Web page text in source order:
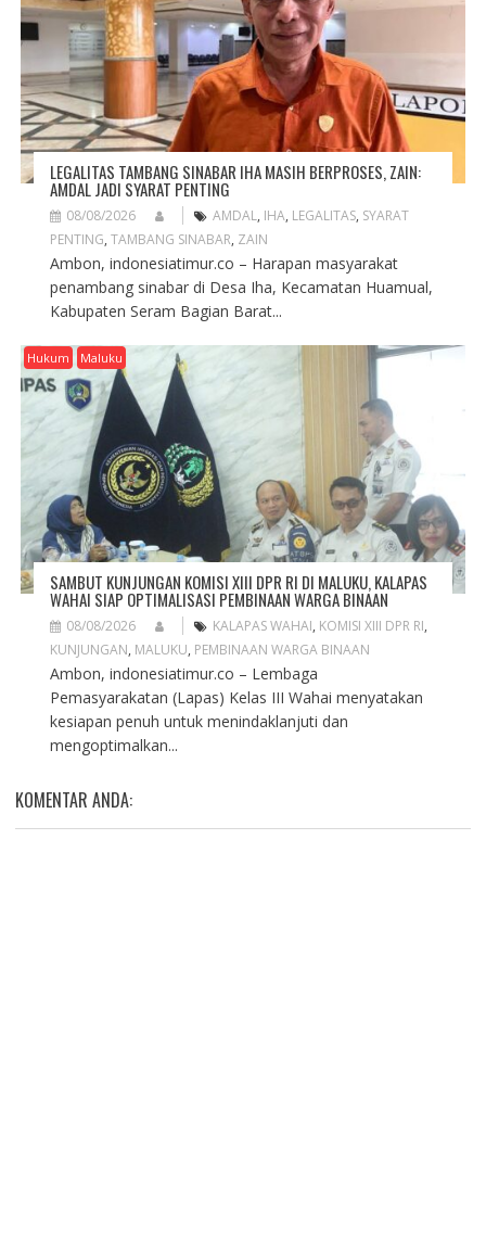
LEGALITAS TAMBANG SINABAR IHA MASIH BERPROSES, ZAIN:
AMDAL JADI SYARAT PENTING
08/08/2026 AMDAL, IHA, LEGALITAS, SYARAT
PENTING, TAMBANG SINABAR, ZAIN
Ambon, indonesiatimur.co – Harapan masyarakat
penambang sinabar di Desa Iha, Kecamatan Huamual,
Kabupaten Seram Bagian Barat...
Hukum Maluku
SAMBUT KUNJUNGAN KOMISI XIII DPR RI DI MALUKU, KALAPAS
WAHAI SIAP OPTIMALISASI PEMBINAAN WARGA BINAAN
08/08/2026 KALAPAS WAHAI, KOMISI XIII DPR RI,
KUNJUNGAN, MALUKU, PEMBINAAN WARGA BINAAN
Ambon, indonesiatimur.co – Lembaga
Pemasyarakatan (Lapas) Kelas III Wahai menyatakan
kesiapan penuh untuk menindaklanjuti dan
mengoptimalkan...
KOMENTAR ANDA: